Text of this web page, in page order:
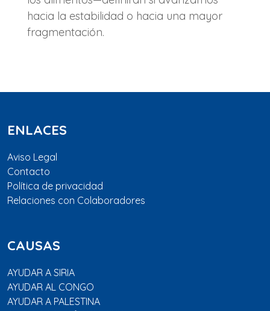
hacia la estabilidad o hacia una mayor
fragmentación.
ENLACES
Aviso Legal
Contacto
Política de privacidad
Relaciones con Colaboradores
CAUSAS
AYUDAR A SIRIA
AYUDAR AL CONGO
AYUDAR A PALESTINA